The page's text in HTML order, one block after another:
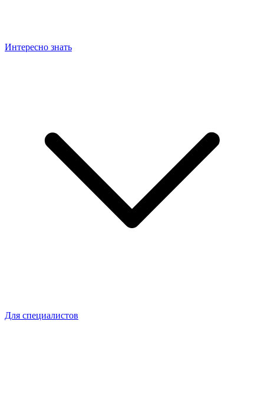
Интересно знать
Для специалистов